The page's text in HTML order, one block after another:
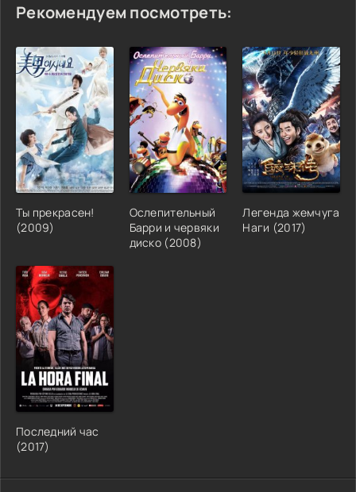
Рекомендуем посмотреть:
Ты прекрасен!
(2009)
Ослепительный
Барри и червяки
диско (2008)
Легенда жемчуга
Наги (2017)
Последний час
(2017)